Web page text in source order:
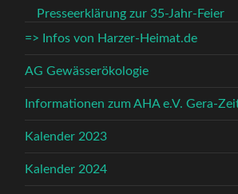
Presseerklärung zur 35-Jahr-Feier
=> Infos von Harzer-Heimat.de
AG Gewässerökologie
Informationen zum AHA e.V. Gera-
Kalender 2023
Kalender 2024